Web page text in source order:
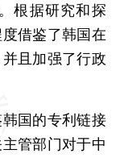
根据研究和探
借鉴了韩国在
且加强了行政
国的专利链接
管部门对于中